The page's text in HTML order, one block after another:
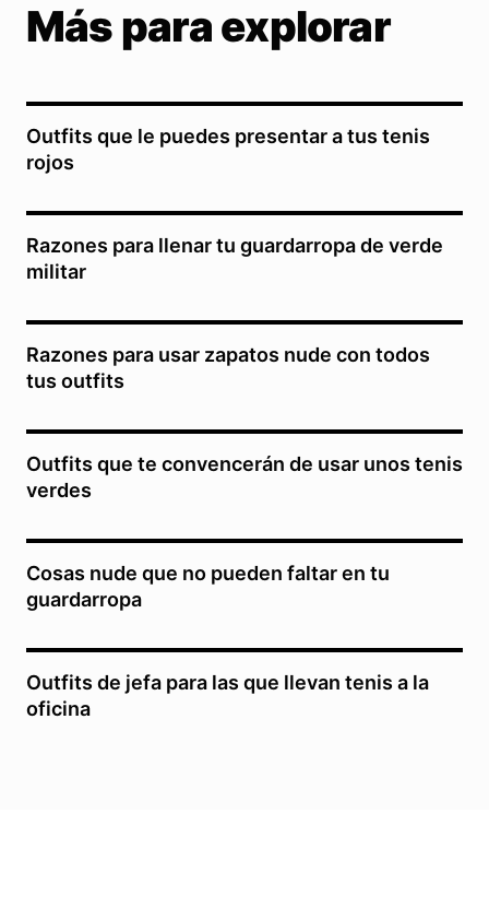
Más para explorar
Outfits que le puedes presentar a tus tenis
rojos
Razones para llenar tu guardarropa de verde
militar
Razones para usar zapatos nude con todos
tus outfits
Outfits que te convencerán de usar unos tenis
verdes
Cosas nude que no pueden faltar en tu
guardarropa
Outfits de jefa para las que llevan tenis a la
oficina